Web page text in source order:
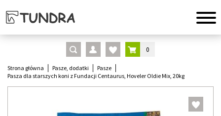
0
Strona główna Pasze, dodatki
Pasze
Pasza dla starszych koni z Fundacji Centaurus, Hoveler Oldie Mix, 20kg